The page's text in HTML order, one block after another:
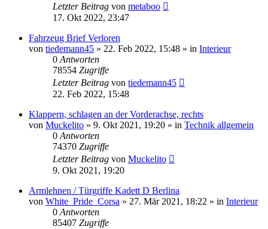
Letzter Beitrag von metaboo
17. Okt 2022, 23:47
Fahrzeug Brief Verloren
von tiedemann45 » 22. Feb 2022, 15:48 » in Interieur
0 Antworten
78554 Zugriffe
Letzter Beitrag von tiedemann45
22. Feb 2022, 15:48
Klappern, schlagen an der Vorderachse, rechts
von Muckelito » 9. Okt 2021, 19:20 » in Technik allgemein
0 Antworten
74370 Zugriffe
Letzter Beitrag von Muckelito
9. Okt 2021, 19:20
Armlehnen / Türgriffe Kadett D Berlina
von White_Pride_Corsa » 27. Mär 2021, 18:22 » in Interieur
0 Antworten
85407 Zugriffe